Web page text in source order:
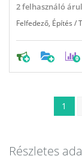
2felhasználó
Felfedező Építés /
0
1
Részletes